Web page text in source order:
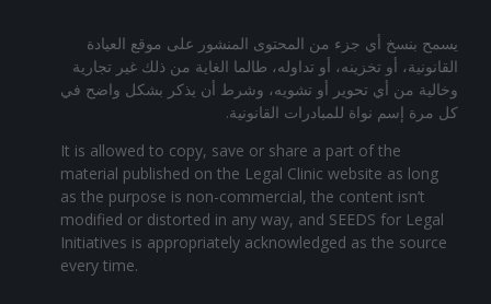
يسمح بنسخ أي جزء من المحتوى المنشور على موقع العيادة
القانونية، أو تخزينه، أو تداوله، طالما الغاية من ذلك غير تجارية
وخالية من أي تحوير أو تشويه، وشرط أن يذكر بشكل واضح في
كل مرة إسم نواة للمبادرات القانونية.
It is allowed to copy, save or share a part of the
material published on the Legal Clinic website as long
as the purpose is non-commercial, the content isn’t
modified or distorted in any way, and SEEDS for Legal
Initiatives is appropriately acknowledged as the source
every time.